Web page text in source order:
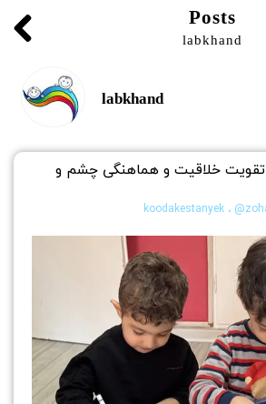
Posts
labkhand
labkhand
تقویت خلاقیت و هماهنگی چشم و
،